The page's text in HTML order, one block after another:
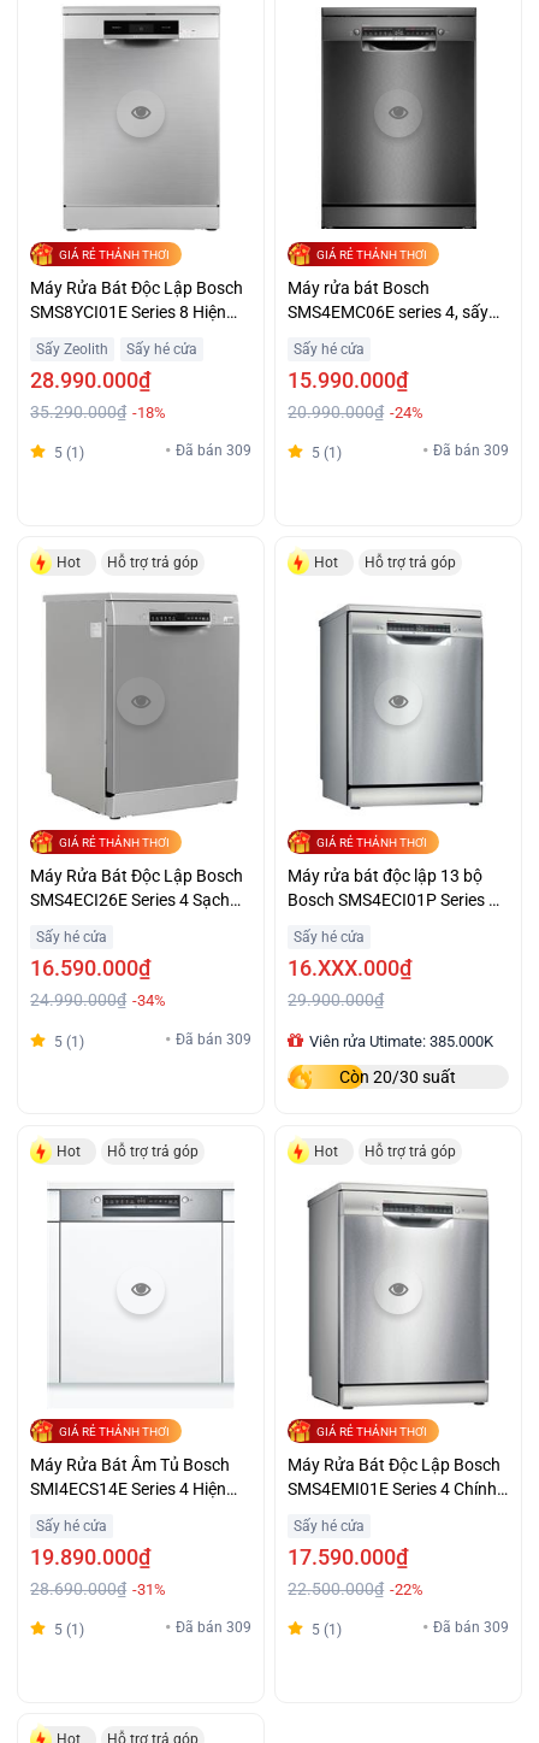
GIÁ RẺ THẢNH THƠI
Máy Rửa Bát Độc Lập Bosch
SMS8YCI01E Series 8 Hiện
Sấy Zeolith Sấy hé cửa
28.990.000₫
35.290.000₫ -18%
5 (1) Đã bán 309
GIÁ RẺ THẢNH THƠI
Máy rửa bát Bosch
SMS4EMC06E series 4, sấy
Sấy hé cửa
15.990.000₫
20.990.000₫ -24%
5 (1) Đã bán 309
Hot Hỗ trợ trả góp
GIÁ RẺ THẢNH THƠI
Máy Rửa Bát Độc Lập Bosch
SMS4ECI26E Series 4 Sạch
Khô Giá Ưu Đãi
Sấy hé cửa
16.590.000₫
24.990.000₫ -34%
5 (1) Đã bán 309
Hot Hỗ trợ trả góp
GIÁ RẺ THẢNH THƠI
Máy rửa bát độc lập 13 bộ
Bosch SMS4ECI01P Series 4,
sấy hé cửa cao cấp
Sấy hé cửa
16.XXX.000₫
29.900.000₫
Viên rửa Utimate: 385.000K
Còn 20/30 suất
Hot Hỗ trợ trả góp
GIÁ RẺ THẢNH THƠI
Máy Rửa Bát Âm Tủ Bosch
SMI4ECS14E Series 4 Hiện
Sấy hé cửa
19.890.000₫
28.690.000₫ -31%
5 (1) Đã bán 309
Hot Hỗ trợ trả góp
GIÁ RẺ THẢNH THƠI
Máy Rửa Bát Độc Lập Bosch
SMS4EMI01E Series 4 Chính
Sấy hé cửa
17.590.000₫
22.500.000₫ -22%
5 (1) Đã bán 309